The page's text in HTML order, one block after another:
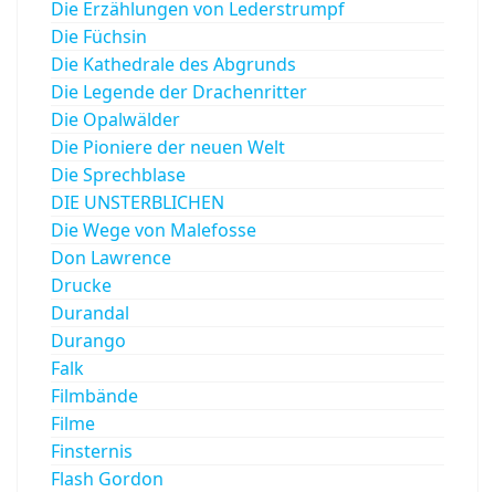
Die Erzählungen von Lederstrumpf
Die Füchsin
Die Kathedrale des Abgrunds
Die Legende der Drachenritter
Die Opalwälder
Die Pioniere der neuen Welt
Die Sprechblase
DIE UNSTERBLICHEN
Die Wege von Malefosse
Don Lawrence
Drucke
Durandal
Durango
Falk
Filmbände
Filme
Finsternis
Flash Gordon